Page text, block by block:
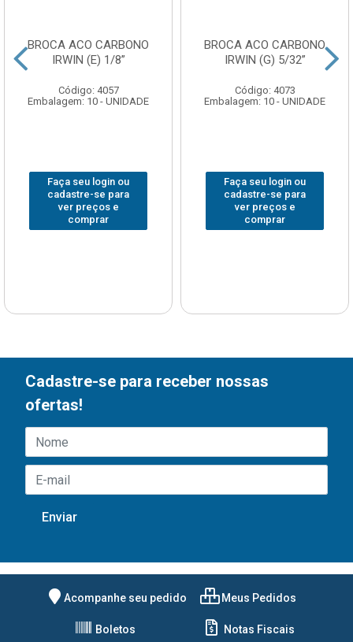
BROCA ACO CARBONO
IRWIN (E) 1/8”
Código: 4057
Embalagem: 10 - UNIDADE
Faça seu login ou
cadastre-se para
ver preços e
comprar
BROCA ACO CARBONO
IRWIN (G) 5/32”
Código: 4073
Embalagem: 10 - UNIDADE
Faça seu login ou
cadastre-se para
ver preços e
comprar
Cadastre-se para receber nossas
ofertas!
Acompanhe seu pedido Meus Pedidos
Boletos Notas Fiscais